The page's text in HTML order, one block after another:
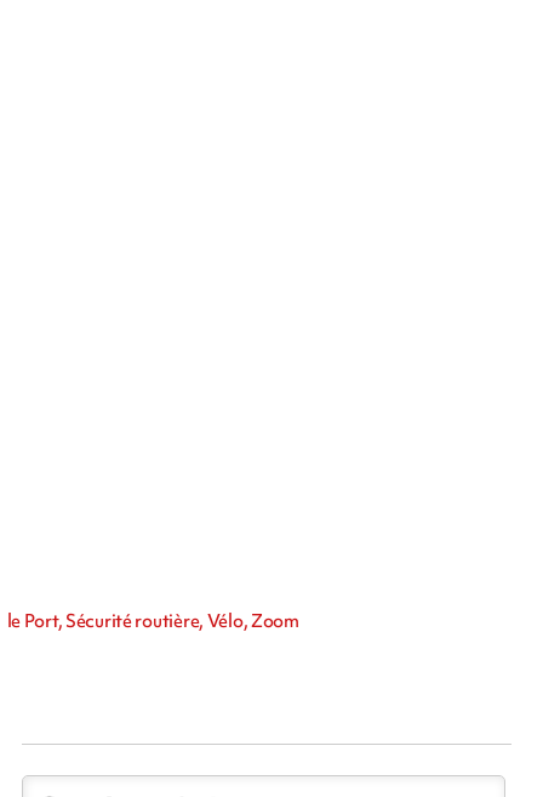
le Port, Sécurité routière, Vélo, Zoom